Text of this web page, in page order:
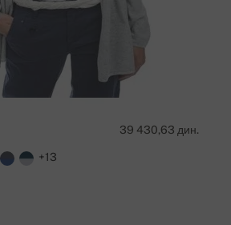
39 430,63 дин.
+13